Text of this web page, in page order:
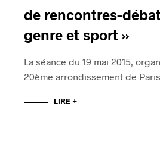
de rencontres-
genre et sport »
La séance du 19 mai 2015,
20ème arrondissement de
LIRE +